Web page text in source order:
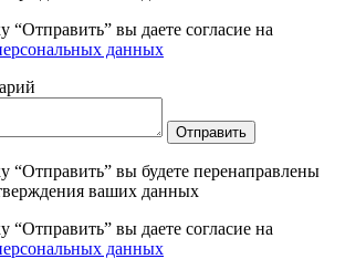
вы даете согласие на
данных
Отправить
“Отправить” вы будете перенаправлены
ваших данных
вы даете согласие на
данных